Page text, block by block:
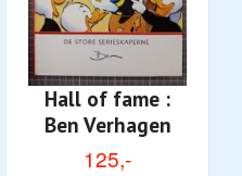
Hall of fame :
Ben Verhagen
125,-